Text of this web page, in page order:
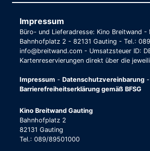
Impressum
Büro- und Lieferadresse: Kino Breitwand
Bahnhofplatz 2 - 82131 Gauting - Tel.:
info@breitwand.com - Umsatzsteuer ID:
Kartenreservierungen direkt über die
Impressum - Datenschutzvereinbarung -
Barrierefreiheitserklärung gemäß BFSG
Kino Breitwand Gauting
Bahnhofplatz 2
82131 Gauting
Tel.: 089/89501000